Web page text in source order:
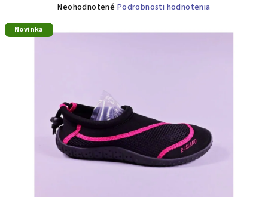
Priemerné
produktu
Neohodnotené Podrobnosti hodnotenia
Novinka